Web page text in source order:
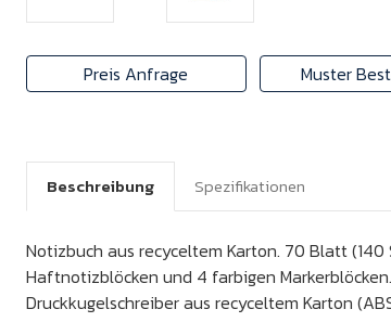
Preis Anfrage Muster
Beschreibung Spezifikationen
Notizbuch aus recyceltem Karton. 70 Blatt
Haftnotizblöcken und 4 farbigen
Druckkugelschreiber aus recyceltem Karton